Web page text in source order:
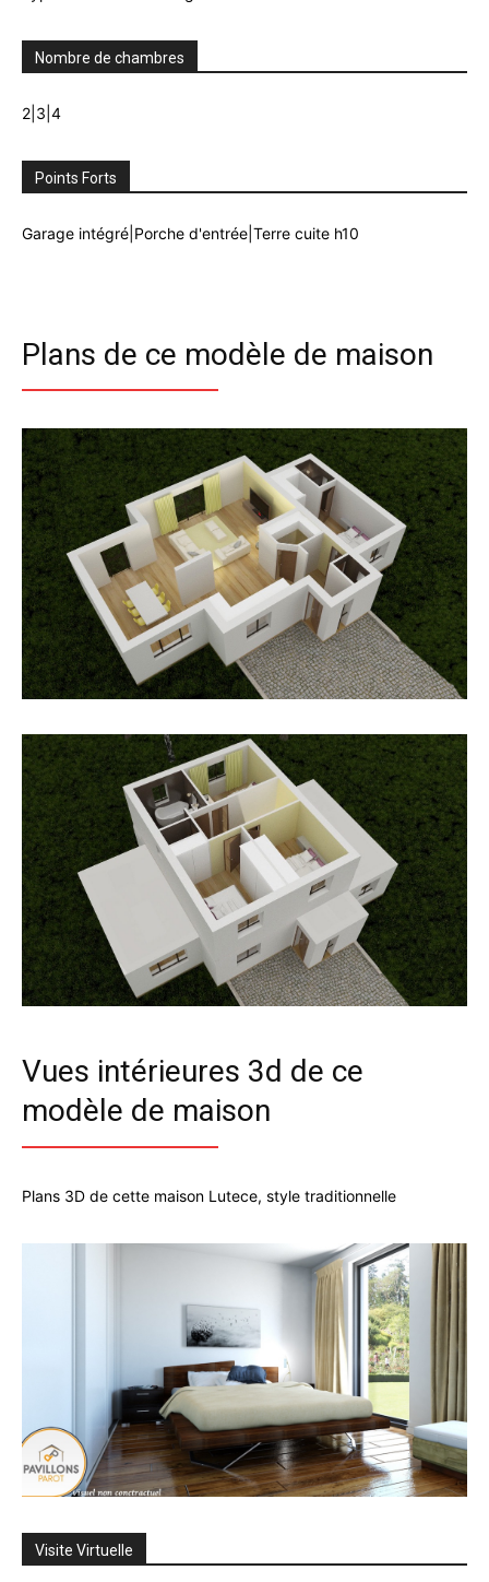
Nombre de chambres
2|3|4
Points Forts
Garage intégré|Porche d'entrée|Terre cuite h10
Plans de ce modèle de maison
Vues intérieures 3d de ce
modèle de maison
Plans 3D de cette maison Lutece, style traditionnelle
Visite Virtuelle